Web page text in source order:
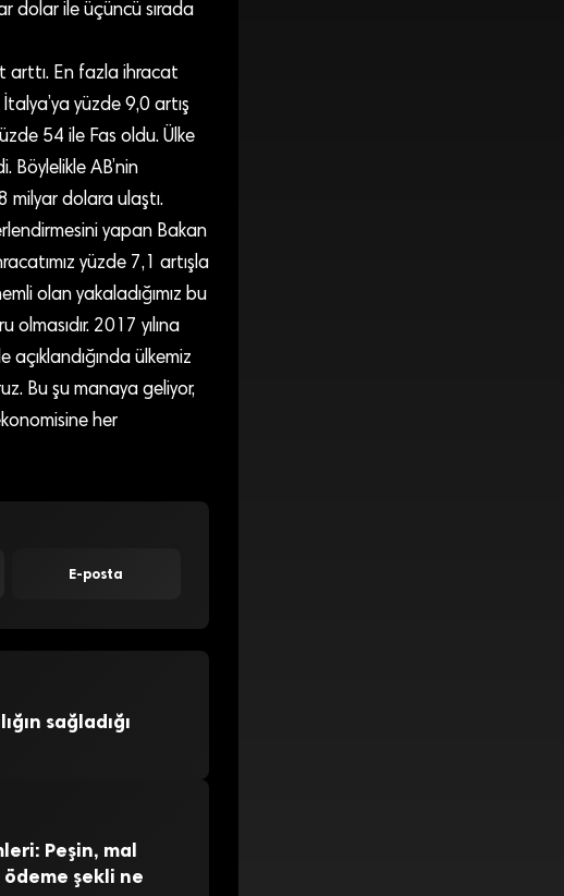
dolar ile üçüncü sırada
arttı. En fazla ihracat
yüzde 9,0 artış
54 ile Fas oldu. Ülke
Böylelikle AB’nin
milyar dolara ulaştı.
yapan Bakan
yüzde 7,1 artışla
olan yakaladığımız bu
2017 yılına
açıklandığında ülkemiz
Bu şu manaya geliyor,
her
E-posta
sağladığı
Peşin, mal
şekli ne